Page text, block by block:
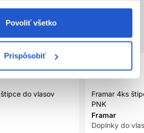
Povoliť všetko
Prispôsobiť
do vlasov
Framar 4ks
PNK
Framar
Doplnky do